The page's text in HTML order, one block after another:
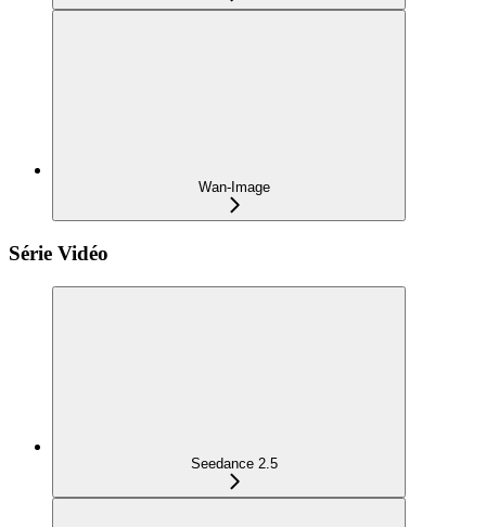
Wan-Image
Série Vidéo
Seedance 2.5